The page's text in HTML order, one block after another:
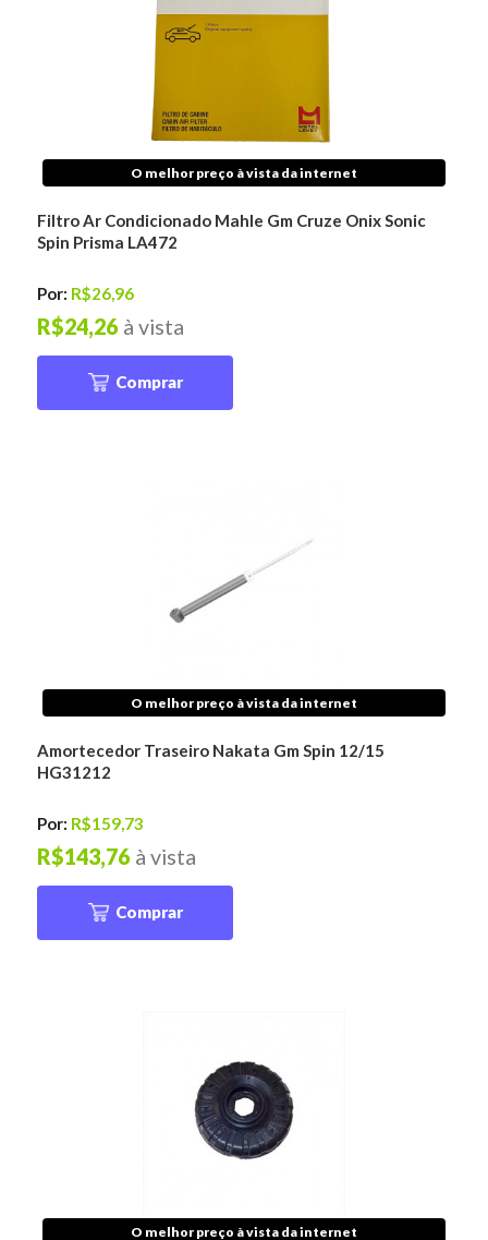
O melhor preço à vista da internet
Filtro Ar Condicionado Mahle Gm Cruze Onix Sonic
Spin Prisma LA472
Por: R$26,96
à vista
R$24,26
Comprar
O melhor preço à vista da internet
Amortecedor Traseiro Nakata Gm Spin 12/15
HG31212
Por: R$159,73
à vista
R$143,76
Comprar
O melhor preço à vista da internet